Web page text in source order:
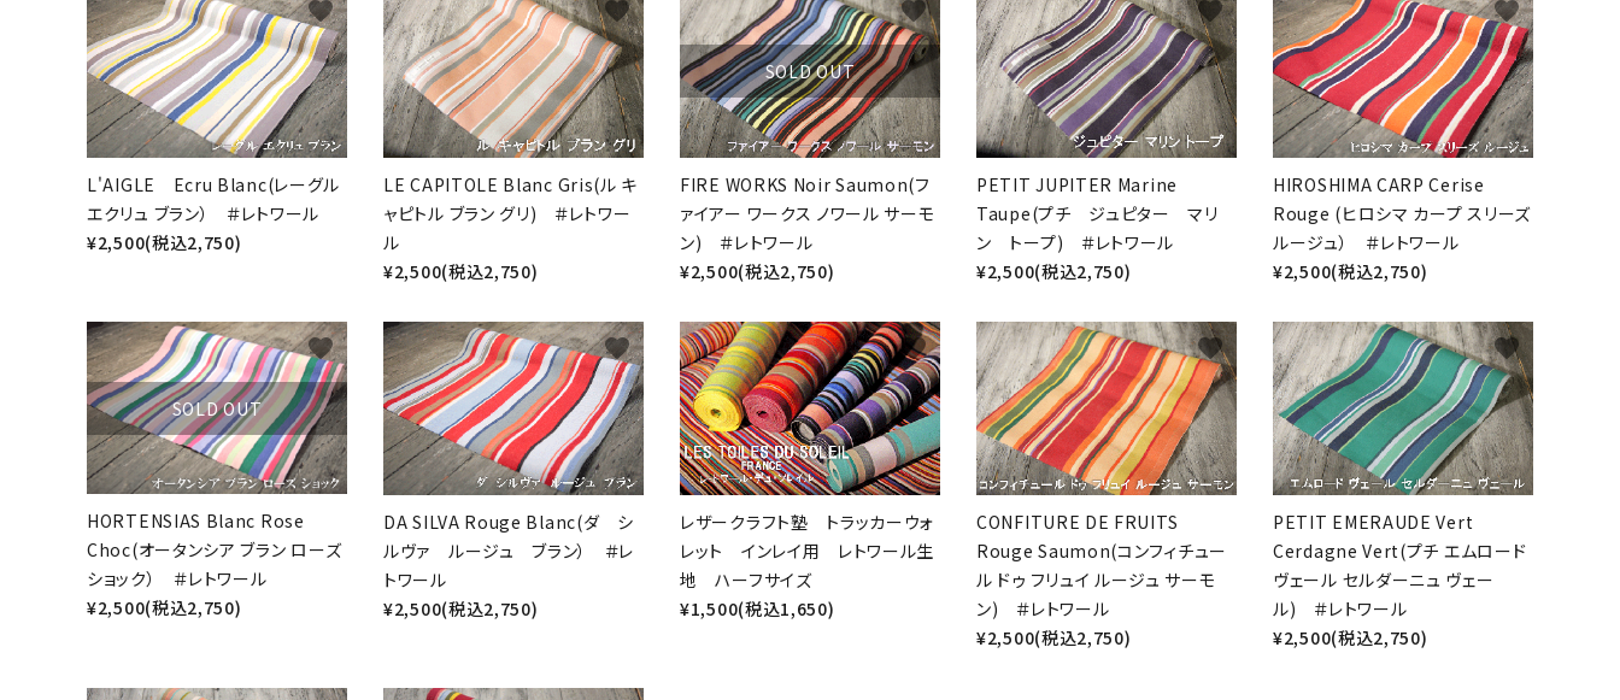
L'AIGLE Ecru Blanc(レーグル
エクリュ ブラン） ＃レトワール
¥2,500(税込2,750)
favorite
LE CAPITOLE Blanc Gris(ル キ
ャピトル ブラン グリ) ＃レトワー
ル
¥2,500(税込2,750)
favorite
SOLD OUT
FIRE WORKS Noir Saumon(フ
ァイアー ワークス ノワール サーモ
ン) ＃レトワール
¥2,500(税込2,750)
favorite
PETIT JUPITER Marine
Taupe(プチ ジュピター マリ
ン トープ) ＃レトワール
¥2,500(税込2,750)
favorite
HIROSHIMA CARP Cerise
Rouge (ヒロシマ カープ スリーズ
ルージュ） ＃レトワール
¥2,500(税込2,750)
favorite
SOLD OUT
HORTENSIAS Blanc Rose
Choc(オータンシア ブラン ローズ
ショック） ＃レトワール
¥2,500(税込2,750)
favorite
DA SILVA Rouge Blanc(ダ シ
ルヴァ ルージュ ブラン） ＃レ
トワール
¥2,500(税込2,750)
favorite
レザークラフト塾 トラッカーウォ
レット インレイ用 レトワール生
地 ハーフサイズ
¥1,500(税込1,650)
favorite
CONFITURE DE FRUITS
Rouge Saumon(コンフィチュー
ル ドゥ フリュイ ルージュ サーモ
ン) ＃レトワール
¥2,500(税込2,750)
favorite
PETIT EMERAUDE Vert
Cerdagne Vert(プチ エムロード
ヴェール セルダーニュ ヴェー
ル) ＃レトワール
¥2,500(税込2,750)
favorite
キーワード
カテゴリー
close